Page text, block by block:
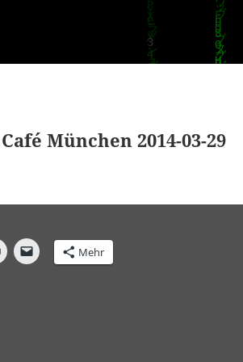
München 2014-03-29
Mehr